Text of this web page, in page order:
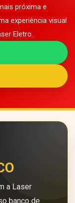
próxima e
experiência visual
Eletro.
a Laser
banco de